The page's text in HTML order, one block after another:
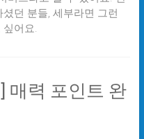
던 분들, 세부라면 그런
싶어요.
매력 포인트 완